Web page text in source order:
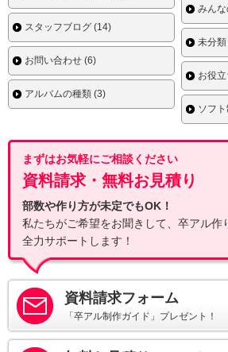
みん
スタッフブログ (14)
未分
お問い合わせ (6)
お役
アルバムの種類 (3)
ソフ
まずはお気軽にご相談ください
資料請求・無料お見積り
部数や作り方が未定でもOK！
私たちがご希望をお聞きして、卒アル作
全力サポートします！
資料請求フォーム
「卒アル制作ガイド」プレゼント！